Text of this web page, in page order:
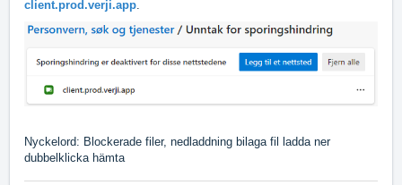
client.prod.verji.app.
Nyckelord: Blockerade filer, nedladdning bilaga fil ladda ner
dubbelklicka hämta